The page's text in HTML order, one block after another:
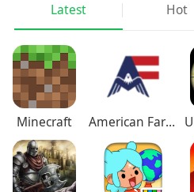
Latest Hot
Minecraft American Farming